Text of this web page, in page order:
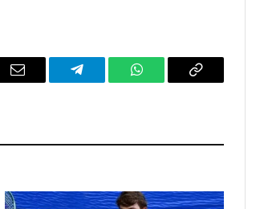
Email Telegram WhatsAppCopy